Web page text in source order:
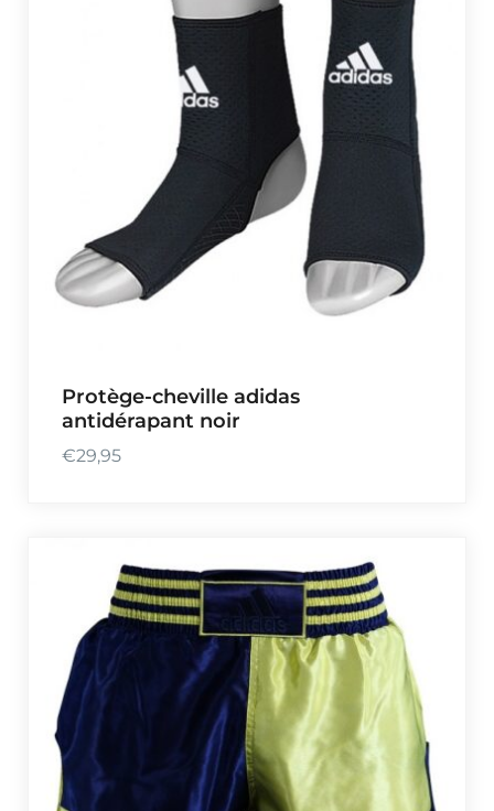
Protège-cheville adidas
antidérapant noir
€29,95